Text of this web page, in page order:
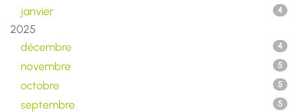
janvier 4
2025
décembre
4
novembre 5
octobre 5
septembre 5